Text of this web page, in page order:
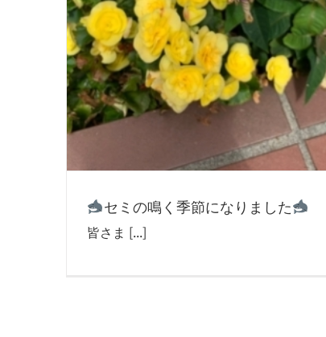
セミの鳴く季節になりました
皆さま [...]